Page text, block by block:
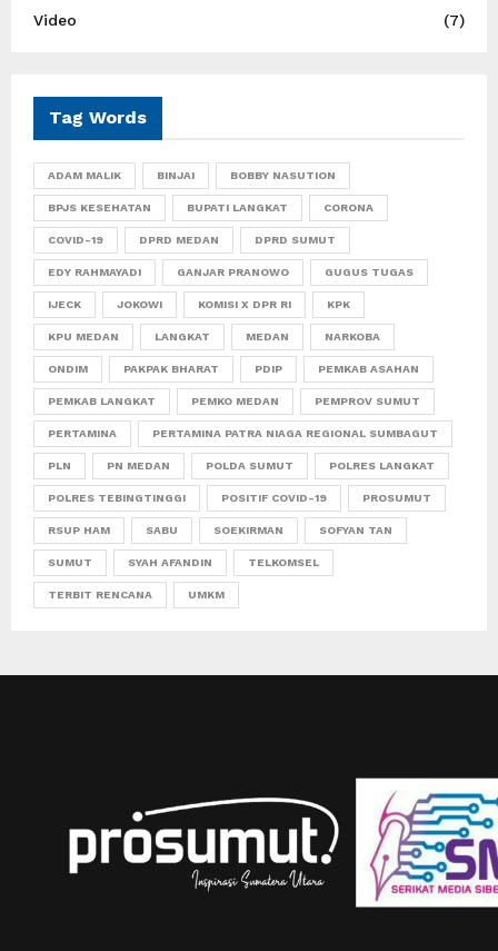
Video
(7)
Tag Words
ADAM MALIK BINJAI BOBBY NASUTION
BPJS KESEHATAN BUPATI LANGKAT CORONA
COVID-19 DPRD MEDAN DPRD SUMUT
EDY RAHMAYADI GANJAR PRANOWO GUGUS TUGAS
IJECK JOKOWI KOMISI X DPR RI KPK
KPU MEDAN LANGKAT MEDAN NARKOBA
ONDIM PAKPAK BHARAT PDIP PEMKAB ASAHAN
PEMKAB LANGKAT PEMKO MEDAN PEMPROV SUMUT
PERTAMINA PERTAMINA PATRA NIAGA REGIONAL SUMBAGUT
PLN PN MEDAN POLDA SUMUT POLRES LANGKAT
POLRES TEBINGTINGGI POSITIF COVID-19 PROSUMUT
RSUP HAM SABU SOEKIRMAN SOFYAN TAN
SUMUT SYAH AFANDIN TELKOMSEL
TERBIT RENCANA UMKM